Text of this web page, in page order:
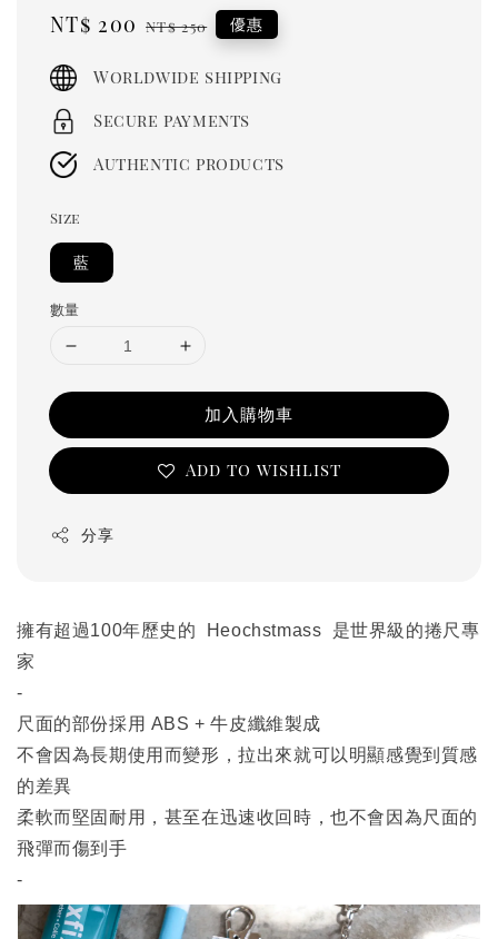
Sale
NT$ 200 Regular
NT$ 250 優惠
Worldwide shipping
Secure payments
Authentic products
Size
藍
數量
加入購物車
Add to wishlist
分享
擁有超過100年歷史的 Heochstmass 是世界級的捲尺專
家
-
尺面的部份採用 ABS + 牛皮纖維製成
不會因為長期使用而變形，拉出來就可以明顯感覺到質感
的差異
柔軟而堅固耐用，甚至在迅速收回時，也不會因為尺面的
飛彈而傷到手
-